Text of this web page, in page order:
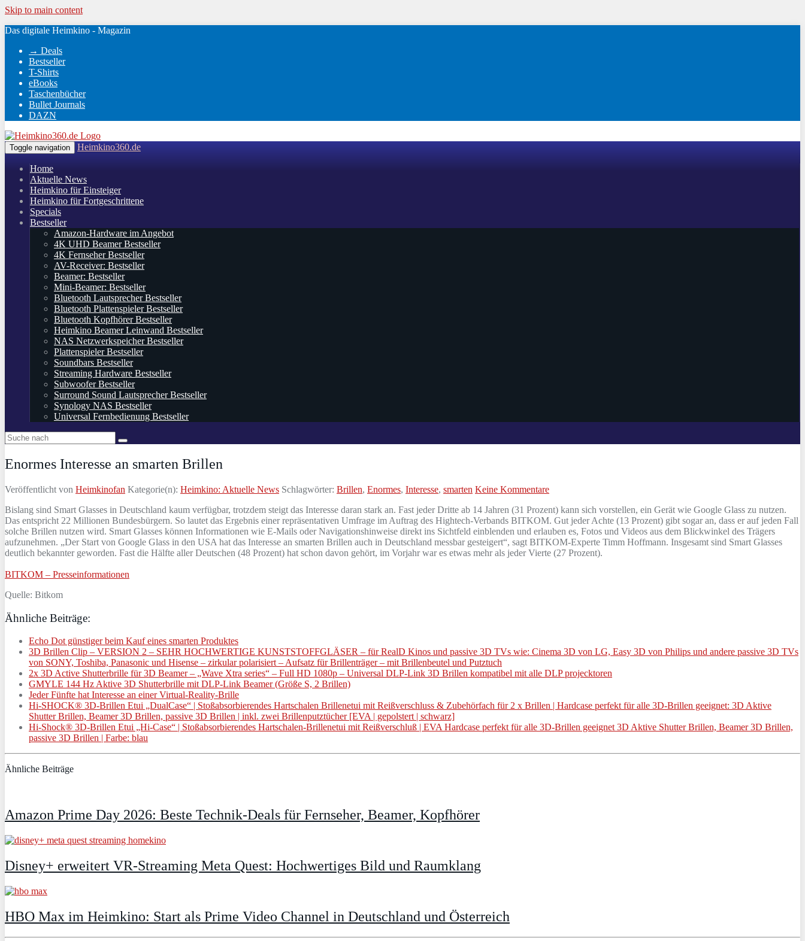
Skip to main content
Das digitale Heimkino - Magazin
→ Deals
Bestseller
T-Shirts
eBooks
Taschenbücher
Bullet Journals
DAZN
Toggle navigation Heimkino360.de
Home
Aktuelle News
Heimkino für Einsteiger
Heimkino für Fortgeschrittene
Specials
Bestseller
Amazon-Hardware im Angebot
4K UHD Beamer Bestseller
4K Fernseher Bestseller
AV-Receiver: Bestseller
Beamer: Bestseller
Mini-Beamer: Bestseller
Bluetooth Lautsprecher Bestseller
Bluetooth Plattenspieler Bestseller
Bluetooth Kopfhörer Bestseller
Heimkino Beamer Leinwand Bestseller
NAS Netzwerkspeicher Bestseller
Plattenspieler Bestseller
Soundbars Bestseller
Streaming Hardware Bestseller
Subwoofer Bestseller
Surround Sound Lautsprecher Bestseller
Synology NAS Bestseller
Universal Fernbedienung Bestseller
Enormes Interesse an smarten Brillen
Veröffentlicht von Heimkinofan Kategorie(n): Heimkino: Aktuelle News Schlagwörter: Brillen, Enormes, Interesse, smarten Keine Kommentare
Bislang sind Smart Glasses in Deutschland kaum verfügbar, trotzdem steigt das Interesse daran stark an. Fast jeder Dritte ab 14 Jahren (31 Prozent) kann sich vorstellen, ein Gerät wie Google Glass zu nutzen.
Das entspricht 22 Millionen Bundesbürgern. So lautet das Ergebnis einer repräsentativen Umfrage im Auftrag des Hightech-Verbands BITKOM. Gut jeder Achte (13 Prozent) gibt sogar an, dass er auf jeden Fall
solche Brillen nutzen wird. Smart Glasses können Informationen wie E-Mails oder Navigationshinweise direkt ins Sichtfeld einblenden und erlauben es, Fotos und Videos aus dem Blickwinkel des Trägers
aufzunehmen. „Der Start von Google Glass in den USA hat das Interesse an smarten Brillen auch in Deutschland messbar gesteigert“, sagt BITKOM-Experte Timm Hoffmann. Insgesamt sind Smart Glasses
deutlich bekannter geworden. Fast die Hälfte aller Deutschen (48 Prozent) hat schon davon gehört, im Vorjahr war es etwas mehr als jeder Vierte (27 Prozent).
BITKOM – Presseinformationen
Quelle: Bitkom
Ähnliche Beiträge:
Echo Dot günstiger beim Kauf eines smarten Produktes
3D Brillen Clip – VERSION 2 – SEHR HOCHWERTIGE KUNSTSTOFFGLÄSER – für RealD Kinos und passive 3D TVs wie: Cinema 3D von LG, Easy 3D von Philips und andere passive 3D TVs
von SONY, Toshiba, Panasonic und Hisense – zirkular polarisiert – Aufsatz für Brillenträger – mit Brillenbeutel und Putztuch
2x 3D Active Shutterbrille für 3D Beamer – „Wave Xtra series“ – Full HD 1080p – Universal DLP-Link 3D Brillen kompatibel mit alle DLP projecktoren
GMYLE 144 Hz Aktive 3D Shutterbrille mit DLP-Link Beamer (Größe S, 2 Brillen)
Jeder Fünfte hat Interesse an einer Virtual-Reality-Brille
Hi-SHOCK® 3D-Brillen Etui „DualCase“ | Stoßabsorbierendes Hartschalen Brillenetui mit Reißverschluss & Zubehörfach für 2 x Brillen | Hardcase perfekt für alle 3D-Brillen geeignet: 3D Aktive
Shutter Brillen, Beamer 3D Brillen, passive 3D Brillen | inkl. zwei Brillenputztücher [EVA | gepolstert | schwarz]
Hi-Shock® 3D-Brillen Etui „Hi-Case“ | Stoßabsorbierendes Hartschalen-Brillenetui mit Reißverschluß | EVA Hardcase perfekt für alle 3D-Brillen geeignet 3D Aktive Shutter Brillen, Beamer 3D Brillen,
passive 3D Brillen | Farbe: blau
Ähnliche Beiträge
Amazon Prime Day 2026: Beste Technik-Deals für Fernseher, Beamer, Kopfhörer
Disney+ erweitert VR‑Streaming Meta Quest: Hochwertiges Bild und Raumklang
HBO Max im Heimkino: Start als Prime Video Channel in Deutschland und Österreich